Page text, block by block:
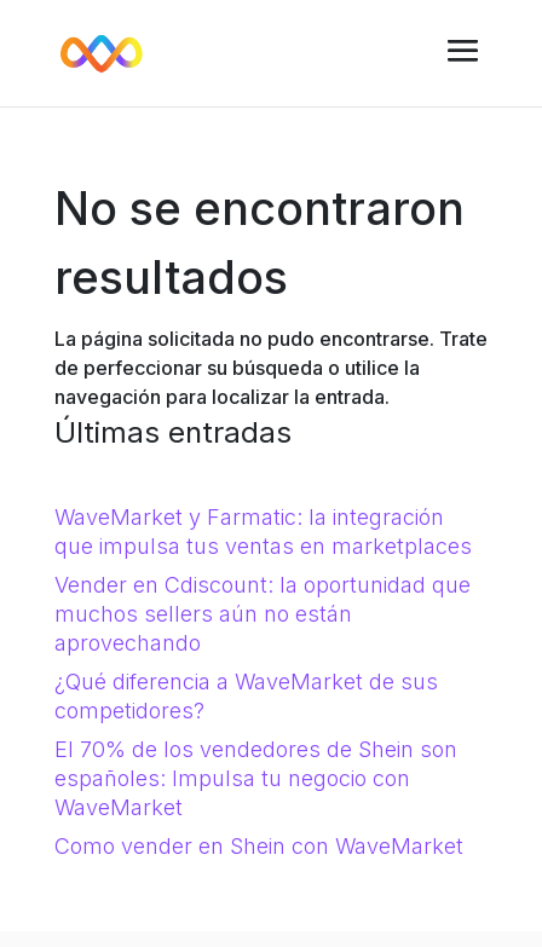
No se encontraron
resultados
La página solicitada no pudo encontrarse. Trate
de perfeccionar su búsqueda o utilice la
navegación para localizar la entrada.
Últimas entradas
WaveMarket y Farmatic: la integración
que impulsa tus ventas en marketplaces
Vender en Cdiscount: la oportunidad que
muchos sellers aún no están
aprovechando
¿Qué diferencia a WaveMarket de sus
competidores?
El 70% de los vendedores de Shein son
españoles: Impulsa tu negocio con
WaveMarket
Como vender en Shein con WaveMarket